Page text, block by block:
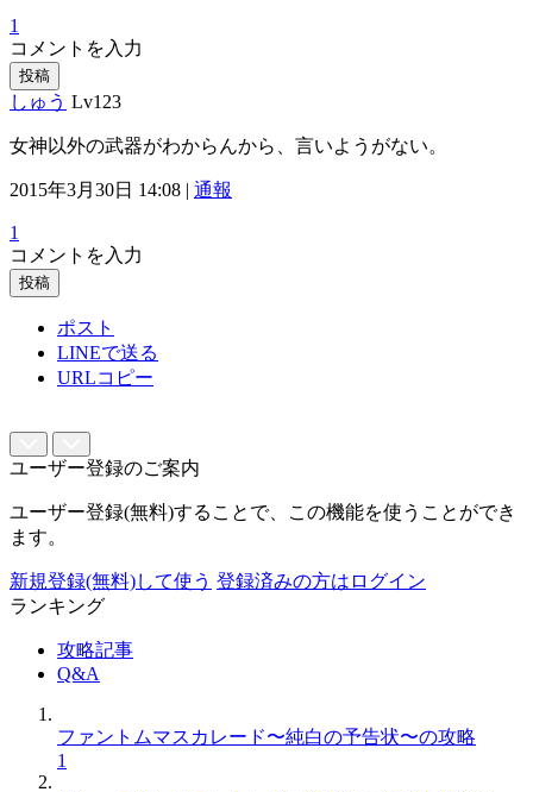
1
コメントを入力
投稿
しゅう Lv123
女神以外の武器がわからんから、言いようがない。
2015年3月30日 14:08 | 通報
1
コメントを入力
投稿
ポスト
LINEで送る
URLコピー
ユーザー登録のご案内
ユーザー登録(無料)することで、この機能を使うことができ
ます。
新規登録(無料)して使う 登録済みの方はログイン
ランキング
攻略記事
Q&A
ファントムマスカレード〜純白の予告状〜の攻略
1